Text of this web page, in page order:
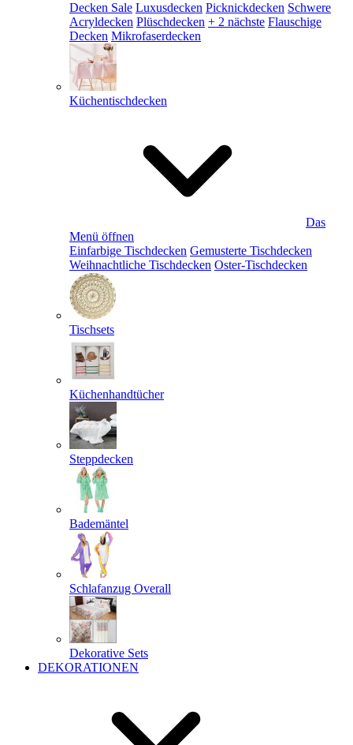
Decken Sale Luxusdecken Picknickdecken Schwere
Acryldecken Plüschdecken + 2 nächste Flauschige
Decken Mikrofaserdecken
Küchentischdecken
Das
Menü öffnen
Einfarbige Tischdecken Gemusterte Tischdecken
Weihnachtliche Tischdecken Oster-Tischdecken
Tischsets
Küchenhandtücher
Steppdecken
Bademäntel
Schlafanzug Overall
Dekorative Sets
DEKORATIONEN